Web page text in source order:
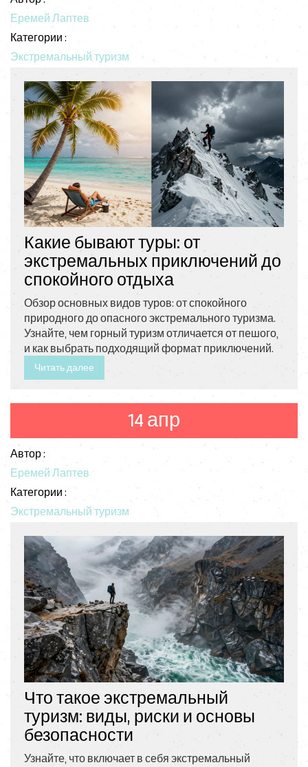
Еремей Лаптев
Категории :
Экстремальный туризм
Какие бывают туры: от
экстремальных приключений до
спокойного отдыха
Обзор основных видов туров: от спокойного
природного до опасного экстремального туризма.
Узнайте, чем горный туризм отличается от пешого,
и как выбрать подходящий формат приключений.
Читать далее
14 апр
Автор :
Еремей Лаптев
Категории :
Экстремальный туризм
Что такое экстремальный
туризм: виды, риски и основы
безопасности
Узнайте, что включает в себя экстремальный